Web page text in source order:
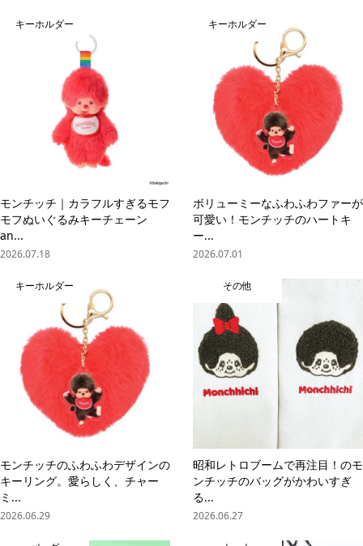
キーホルダー
モンチッチ｜カラフルすぎるモフ
モフぬいぐるみキーチェーン
an...
2026.07.18
キーホルダー
ボリューミーなふわふわファーが
可愛い！モンチッチのハートキ
ー...
2026.07.01
キーホルダー
モンチッチのふわふわデザインの
キーリング。愛らしく、チャー
ミ...
2026.06.29
その他
昭和レトロブームで再注目！のモ
ンチッチのバッグがかわいすぎ
る...
2026.06.27